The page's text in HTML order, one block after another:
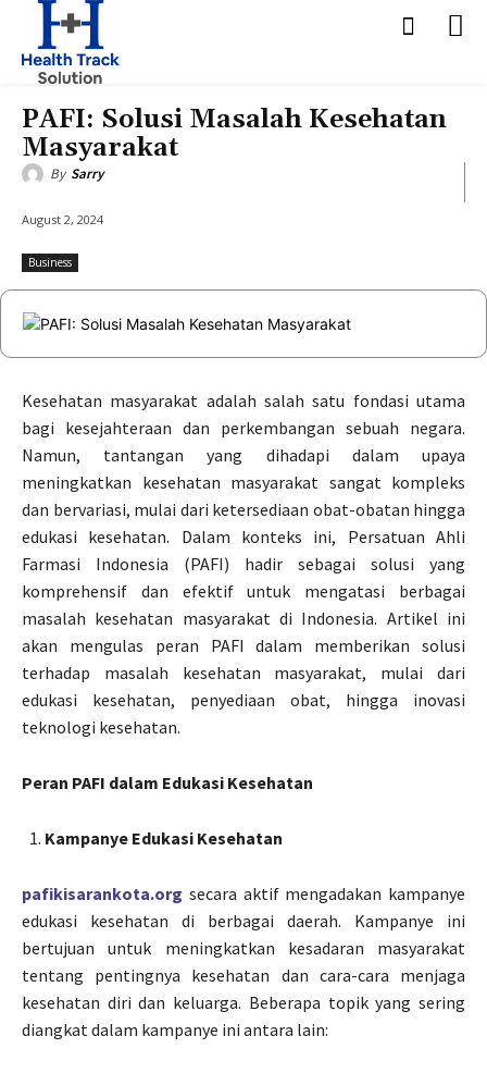
PAFI: Solusi Masalah Kesehatan
Masyarakat
By Sarry
August 2, 2024
Business
Kesehatan masyarakat adalah salah satu fondasi utama
bagi kesejahteraan dan perkembangan sebuah negara.
Namun, tantangan yang dihadapi dalam upaya
meningkatkan kesehatan masyarakat sangat kompleks
dan bervariasi, mulai dari ketersediaan obat-obatan hingga
edukasi kesehatan. Dalam konteks ini, Persatuan Ahli
Farmasi Indonesia (PAFI) hadir sebagai solusi yang
komprehensif dan efektif untuk mengatasi berbagai
masalah kesehatan masyarakat di Indonesia. Artikel ini
akan mengulas peran PAFI dalam memberikan solusi
terhadap masalah kesehatan masyarakat, mulai dari
edukasi kesehatan, penyediaan obat, hingga inovasi
teknologi kesehatan.
Peran PAFI dalam Edukasi Kesehatan
Kampanye Edukasi Kesehatan
pafikisarankota.org secara aktif mengadakan kampanye
edukasi kesehatan di berbagai daerah. Kampanye ini
bertujuan untuk meningkatkan kesadaran masyarakat
tentang pentingnya kesehatan dan cara-cara menjaga
kesehatan diri dan keluarga. Beberapa topik yang sering
diangkat dalam kampanye ini antara lain: